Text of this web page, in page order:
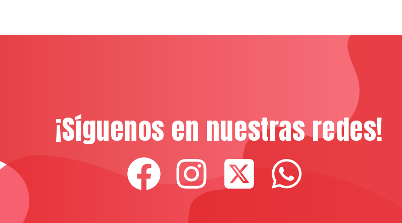
¡Síguenos en nuestras redes!